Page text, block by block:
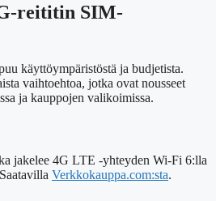
reititin SIM-
käyttöympäristöstä ja budjetista.
vaihtoehtoa, jotka ovat nousseet
ja kauppojen valikoimissa.
jakelee 4G LTE -yhteyden Wi-Fi 6:lla
Verkkokauppa.com:sta.